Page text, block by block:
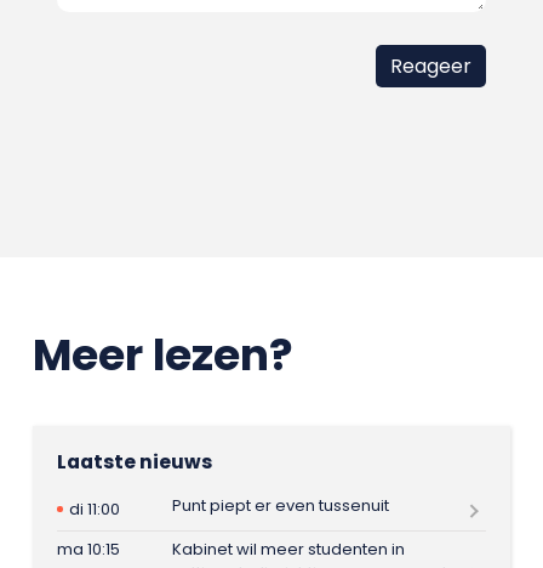
Meer lezen?
Laatste nieuws
di 11:00
Punt piept er even tussenuit
ma 10:15
Kabinet wil meer studenten in